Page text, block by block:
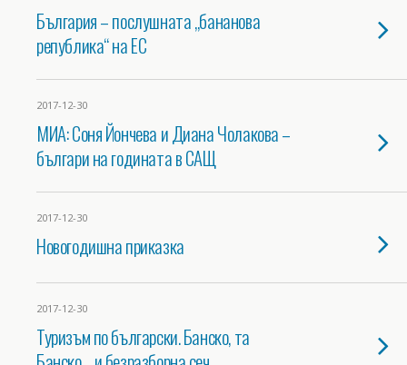
България – послушната „бананова
република“ на ЕС
2017-12-30
МИА: Соня Йончева и Диана Чолакова –
българи на годината в САЩ
2017-12-30
Новогодишна приказка
2017-12-30
Туризъм по български. Банско, та